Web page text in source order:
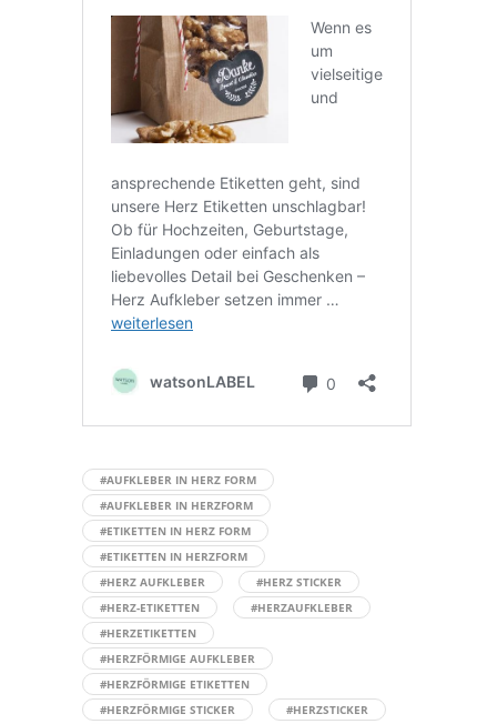
#AUFKLEBER IN HERZ FORM
#AUFKLEBER IN HERZFORM
#ETIKETTEN IN HERZ FORM
#ETIKETTEN IN HERZFORM
#HERZ AUFKLEBER
#HERZ STICKER
#HERZ-ETIKETTEN
#HERZAUFKLEBER
#HERZETIKETTEN
#HERZFÖRMIGE AUFKLEBER
#HERZFÖRMIGE ETIKETTEN
#HERZFÖRMIGE STICKER
#HERZSTICKER